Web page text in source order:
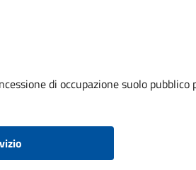
di occupazione suolo